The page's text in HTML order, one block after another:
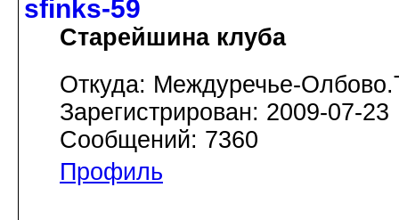
sfinks-59
Старейшина клуба
Откуда: Междуречье-
Зарегистрирован: 2009-07-23
Сообщений: 7360
Профиль